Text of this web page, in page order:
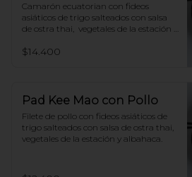
Camarón ecuatorian con fideos
asiáticos de trigo salteados con salsa
de ostra thai,  vegetales de la estación y
$14.400
Pad Kee Mao con Pollo
Filete de pollo con fideos asiáticos de
trigo salteados con salsa de ostra thai,
vegetales de la estación y albahaca.